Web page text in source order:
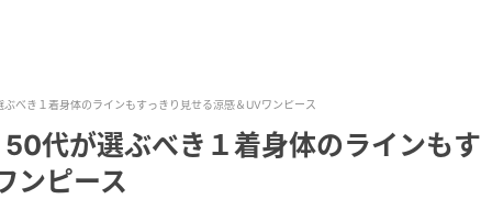
ぶべき１着身体のラインもすっきり見せる涼感＆UVワンピース
50代が選ぶべき１着身体のラインもす
ンピース